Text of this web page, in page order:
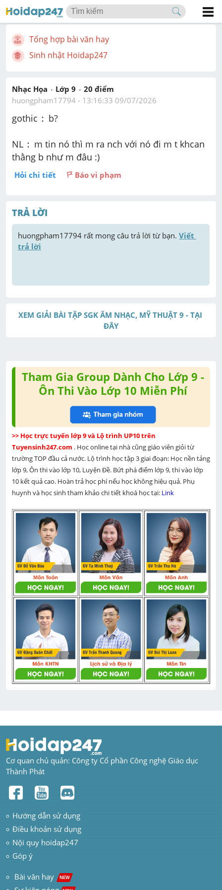
Tổng hợp bài văn hay
Sinh nhật Hoidap247
Nhạc Họa Lớp 9 20 điểm
huongpham17794 - 13:16:33 09/07/2026
gothic :
: b?
NL :
: m tin nó thì m ra nch với nó đi m t khcan
thằng b như m đâu :)
Hỏi chi tiết Báo vi phạm
TRẢ LỜI
huongpham17794 rất mong câu trả lời từ bạn. Viết
trả lời
XEM GIẢI BÀI TẬP SGK ÂM NHẠC, MỸ THUẬT 9 - TẠI
ĐÂY
Tham Gia Group Dành Cho Lớp 9 -
Ôn Thi Vào Lớp 10 Miễn Phí
>> Học trực tuyến lớp 9 và Lộ trình UP10 trên
Tuyensinh247.com . Học online tại nhà cũng giáo viên giỏi từ
trường TOP đầu cả nước. Lộ trình học tập 3 giai đoạn: Học nền tảng
lớp 9, Ôn thi vào lớp 10, Luyện Đề. Bứt phá điểm lớp 9, thi vào lớp
10 kết quả cao. Hoàn trả học phí nếu học không hiệu quả. Phụ
huynh và học sinh tham khảo chi tiết khoá học tại: Link
Cơ quan chủ quản: Công ty Cổ phần Công nghệ Giáo dục
Thành Phát
Hướng dẫn sử dụng
Điều khoản sử dụng
Nội quy hoidap247
Góp ý
Bài văn hay NEW